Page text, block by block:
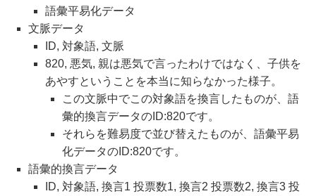
語彙平易化データ
文脈データ
ID, 対象語, 文脈
820, 悪気, 親は悪気で言ったわけではなく、子供を
あやすということを本当に知らなかった様子。
この文脈中でこの対象語を換言したものが、語
彙的換言データのID:820です。
それらを難易度で並び替えたものが、語彙平易
化データのID:820です。
語彙的換言データ
ID, 対象語, 換言1 投票数1, 換言2 投票数2, 換言3 投